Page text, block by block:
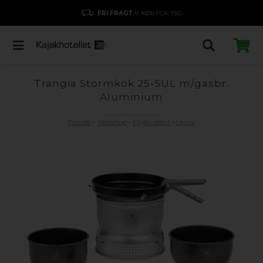
FRI FRAGT V. KØB FOR 750,-
Trangia Stormkök 25-5UL m/gasbr.
Aluminium